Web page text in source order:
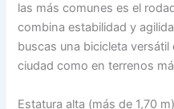
las más comunes es el
combina estabilidad y
buscas una bicicleta
ciudad como en terrenos
Estatura alta (más de 1,70 m)